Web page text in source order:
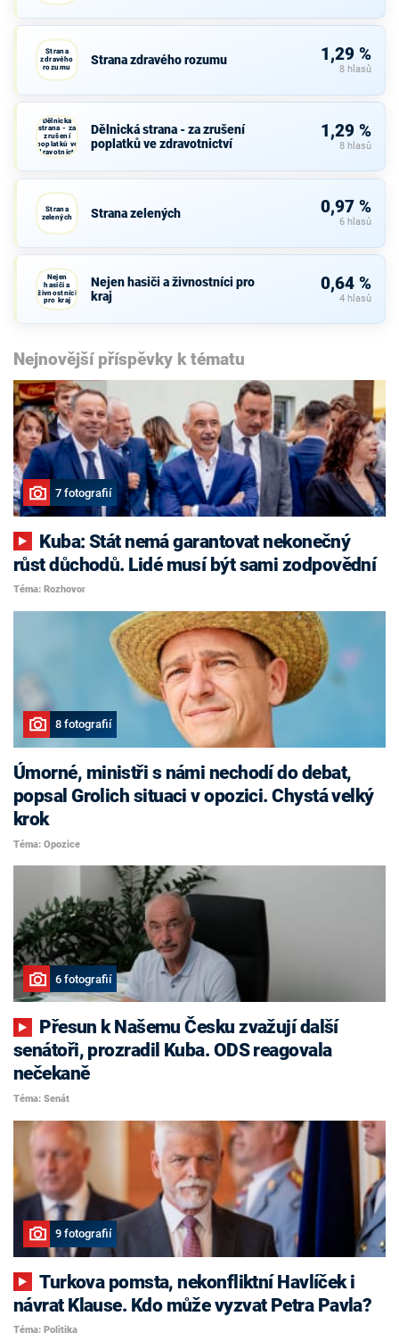
Strana
zdravého
rozumu
Strana zdravého rozumu 1,29 %
8 hlasů
Dělnická
strana - za
zrušení
poplatků ve
zdravotnictví
Dělnická strana - za zrušení
poplatků ve zdravotnictví
1,29 %
8 hlasů
Strana
zelených
Strana zelených 0,97 %
6 hlasů
Nejen
hasiči a
živnostníci
pro kraj
Nejen hasiči a živnostníci pro
kraj
0,64 %
4 hlasů
Nejnovější příspěvky k tématu
7 fotografií
růst důchodů. Lidé musí být sami zodpovědní
Téma: Rozhovor
8 fotografií
Úmorné, ministři s námi nechodí do debat,
popsal Grolich situaci v opozici. Chystá velký
krok
Téma: Opozice
6 fotografií
senátoři, prozradil Kuba. ODS reagovala
nečekaně
Téma: Senát
9 fotografií
Turkova pomsta, nekonfliktní Havlíček i
návrat Klause. Kdo může vyzvat Petra Pavla?
Téma: Politika